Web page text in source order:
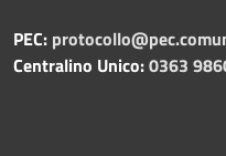
PEC:
Centralino Unico:0363